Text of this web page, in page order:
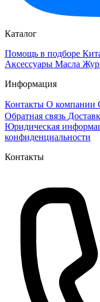
Каталог
Помощь в подборе
Аксессуары Масла
Информация
Контакты О компании
Обратная связь
Юридическая
конфиденциальности
Контакты